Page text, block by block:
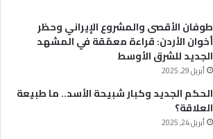
طوفان الأقصى والمشروع الإيراني وحظر
أخوان الأردن: قراءة معمّقة في المشهد
الجديد للشرق الأوسط
أبريل 29, 2025
الحكم الجديد وكبار شبيحة الأسد.. ما طبيعة
العلاقة؟
أبريل 24, 2025